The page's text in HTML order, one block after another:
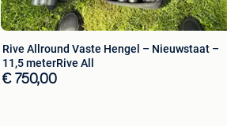
Rive Allround Vaste Hengel – Nieuwstaat –
11,5 meterRive All
€ 750,00